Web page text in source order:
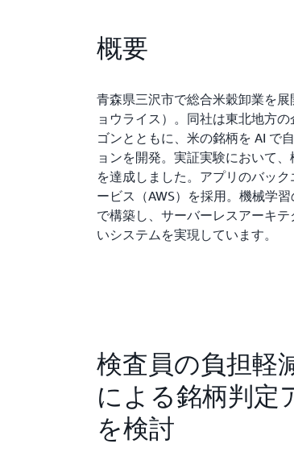
概要
青森県三沢市で総合米穀卸業を展
ョウライス）。同社は東北地方
ゴンとともに、米の銘柄を AI で
ョンを開発。実証実験において
を達成しました。アプリのバッ
ービス（AWS）を採用。機械学
で構築し、サーバーレスアーキ
いシステムを実現しています。
検査員の負担軽
による銘柄判定
を検討